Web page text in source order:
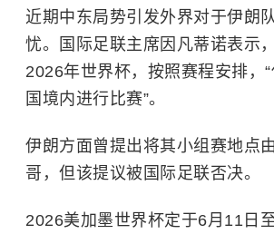
近期中东局势引发外界对于伊朗
忧。国际足联主席因凡蒂诺表示
2026年世界杯，按照赛程安排，
国境内进行比赛”。
伊朗方面曾提出将其小组赛地点
哥，但该提议被国际足联否决。
2026美加墨世界杯定于6月11日